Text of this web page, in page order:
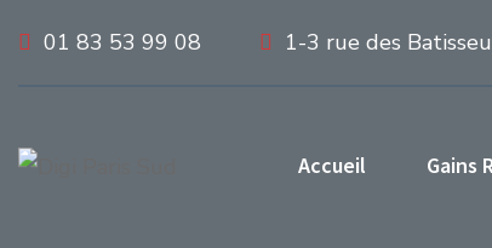
01 83 53 99 08 1-3 rue des
Accueil Gains